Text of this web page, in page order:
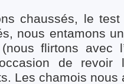
chaussés, le
nous entamons
flirtons avec
de revoir
Les chamois